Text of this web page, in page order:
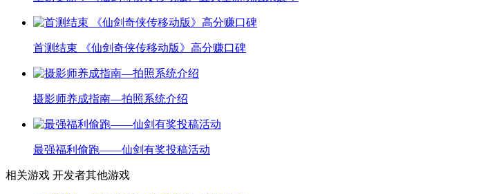
首测结束 《仙剑奇侠传移动版》高分赚口碑
摄影师养成指南—拍照系统介绍
最强福利偷跑——仙剑有奖投稿活动
相关游戏 开发者其他游戏